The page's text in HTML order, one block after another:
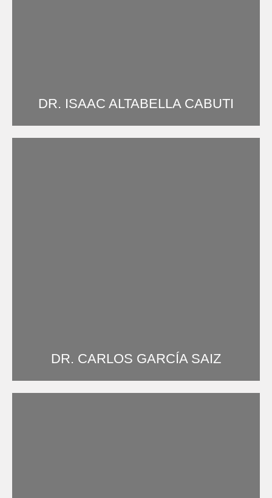
DR. ISAAC ALTABELLA CABUTI
DR. CARLOS GARCÍA SAIZ